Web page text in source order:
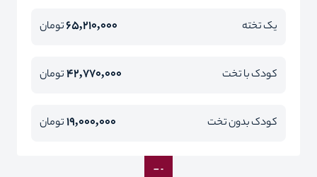
یک تخته 65,210,000تومان
کودک با تخت 42,770,000تومان
کودک بدون تخت 19,000,000تومان